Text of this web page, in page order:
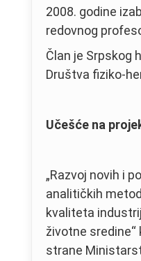
2008. godine
redovnog
Član je Srpskog
Društva fiziko-
Učešće na
„Razvoj novih i
analitičkih
kvaliteta
životne sredine“
strane